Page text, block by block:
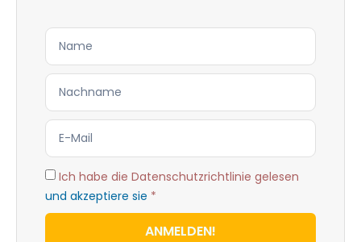
Ich habe die Datenschutzrichtlinie gelesen
und akzeptiere sie *
ANMELDEN!